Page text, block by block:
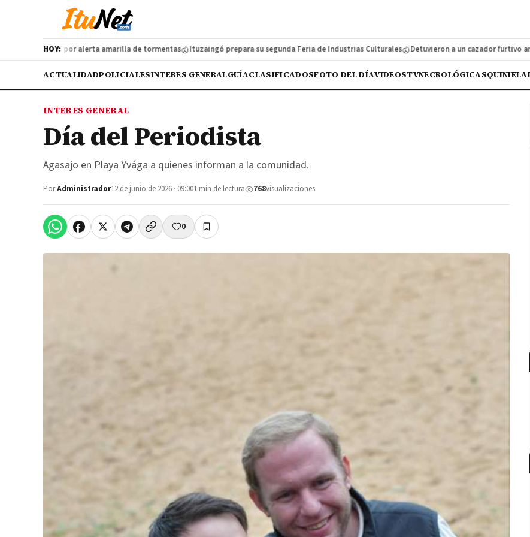
HOY:
protocolo por alerta amarilla de tormentas Ituzaingó prepara su segunda Feria de Industrias Culturales Detuvieron a un cazador furtivo
ACTUALIDADPOLICIALESINTERES GENERALGUÍACLASIFICADOSFOTO DEL DÍAVIDEOSTVNECROLÓGICASQUINIELA
INTERES GENERAL
Día del Periodista
Agasajo en Playa Yvága a quienes informan a la comunidad.
PorAdministrador12 de junio de 2026 · 09:001 min de lectura 768visualizaciones
0